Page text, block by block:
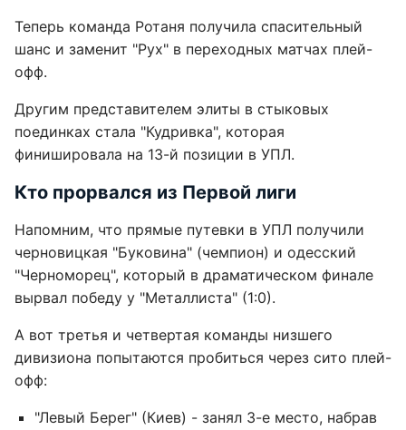
Теперь команда Ротаня получила спасительный
шанс и заменит "Рух" в переходных матчах плей-
офф.
Другим представителем элиты в стыковых
поединках стала "Кудривка", которая
финишировала на 13-й позиции в УПЛ.
Кто прорвался из Первой лиги
Напомним, что прямые путевки в УПЛ получили
черновицкая "Буковина" (чемпион) и одесский
"Черноморец", который в драматическом финале
вырвал победу у "Металлиста" (1:0).
А вот третья и четвертая команды низшего
дивизиона попытаются пробиться через сито плей-
офф:
"Левый Берег" (Киев) - занял 3-е место, набрав